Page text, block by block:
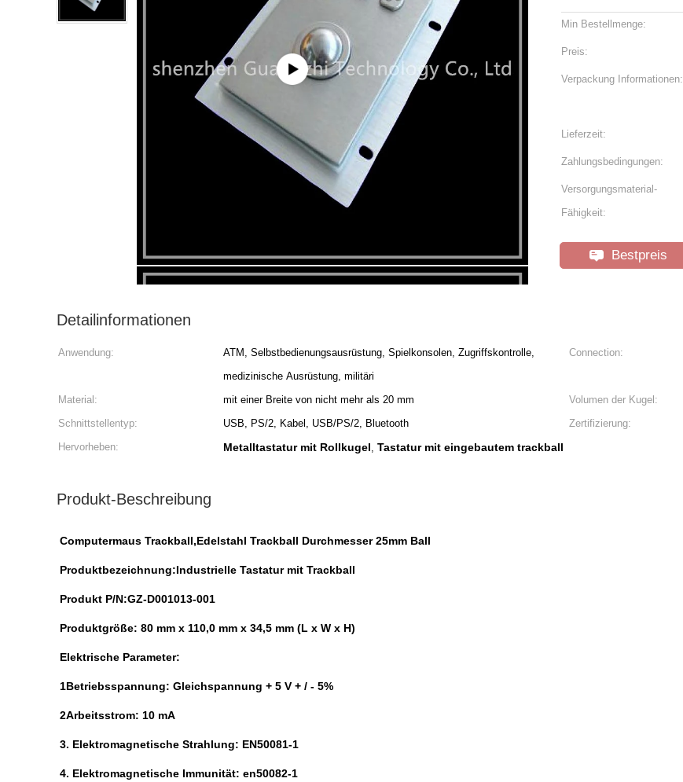
Min Bestellmenge:
Preis:
Verpackung Informationen:
Lieferzeit:
Zahlungsbedingungen:
Versorgungsmaterial-
Fähigkeit:
Bestpreis
Detailinformationen
Anwendung:
ATM, Selbstbedienungsausrüstung, Spielkonsolen, Zugriffskontrolle,
medizinische Ausrüstung, militäri
Connection:
Material: mit einer Breite von nicht mehr als 20 mm Volumen der Kugel:
Schnittstellentyp:
USB, PS/2, Kabel, USB/PS/2, Bluetooth Zertifizierung:
Hervorheben:
Metalltastatur mit Rollkugel, Tastatur mit eingebautem trackball
Produkt-Beschreibung
Computermaus Trackball,Edelstahl Trackball Durchmesser 25mm Ball
Produktbezeichnung:Industrielle Tastatur mit Trackball
Produkt P/N:GZ-D001013-001
Produktgröße: 80 mm x 110,0 mm x 34,5 mm (L x W x H)
Elektrische Parameter:
1Betriebsspannung: Gleichspannung + 5 V + / - 5%
2Arbeitsstrom: 10 mA
3. Elektromagnetische Strahlung: EN50081-1
4. Elektromagnetische Immunität: en50082-1